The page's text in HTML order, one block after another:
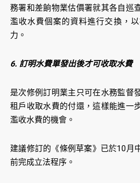
務署和差餉物業估價署就其各自巡
濫收水費個案的資料進行交換，
力。
6. 訂明水費單發出後才可收取水費
是次修例訂明業主只可在水務監督
租戶收取水費的付還，這樣能進一
濫收水費的機會。
建議修訂的《條例草案》已於10月
前完成立法程序。